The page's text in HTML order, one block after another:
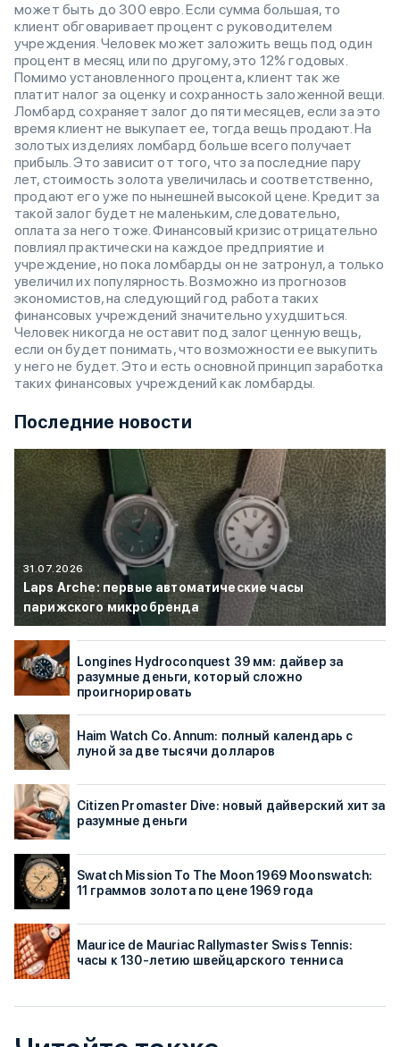
может быть до 300 евро. Если сумма большая, то
клиент обговаривает процент с руководителем
учреждения. Человек может заложить вещь под один
процент в месяц или по другому, это 12% годовых.
Помимо установленного процента, клиент так же
платит налог за оценку и сохранность заложенной вещи.
Ломбард сохраняет залог до пяти месяцев, если за это
время клиент не выкупает ее, тогда вещь продают. На
золотых изделиях ломбард больше всего получает
прибыль. Это зависит от того, что за последние пару
лет, стоимость золота увеличилась и соответственно,
продают его уже по нынешней высокой цене. Кредит за
такой залог будет не маленьким, следовательно,
оплата за него тоже. Финансовый кризис отрицательно
повлиял практически на каждое предприятие и
учреждение, но пока ломбарды он не затронул, а только
увеличил их популярность. Возможно из прогнозов
экономистов, на следующий год работа таких
финансовых учреждений значительно ухудшиться.
Человек никогда не оставит под залог ценную вещь,
если он будет понимать, что возможности ее выкупить
у него не будет. Это и есть основной принцип заработка
таких финансовых учреждений как ломбарды.
Последние новости
31.07.2026
Laps Arche: первые автоматические часы
парижского микробренда
Longines Hydroconquest 39 мм: дайвер за
разумные деньги, который сложно
проигнорировать
Haim Watch Co. Annum: полный календарь с
луной за две тысячи долларов
Citizen Promaster Dive: новый дайверский хит за
разумные деньги
Swatch Mission To The Moon 1969 Moonswatch:
11 граммов золота по цене 1969 года
Maurice de Mauriac Rallymaster Swiss Tennis:
часы к 130-летию швейцарского тенниса